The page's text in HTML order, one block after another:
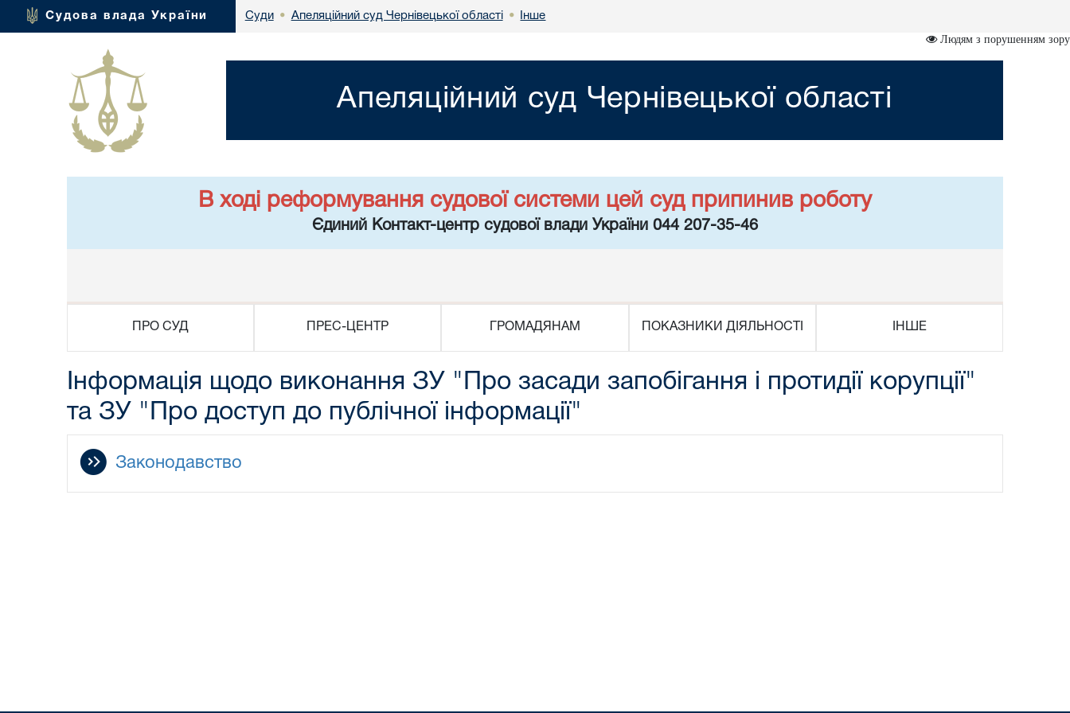
Судова влада України Суди • Апеляційний суд Чернівецької області • Інше
Людям з порушенням зору
Апеляційний суд Чернівецької області
В ході реформування судової системи цей суд припинив роботу
Єдиний Контакт-центр судової влади України 044 207-35-46
ПРО СУД ПРЕС-ЦЕНТР ГРОМАДЯНАМ ПОКАЗНИКИ ДІЯЛЬНОСТІ ІНШЕ
Інформація щодо виконання ЗУ "Про засади запобігання і протидії корупції"
та ЗУ "Про доступ до публічної інформації"
Законодавство